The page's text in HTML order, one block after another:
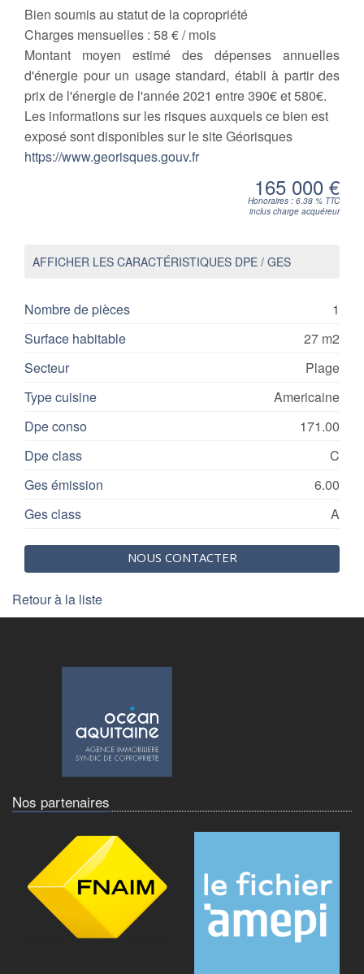
Bien soumis au statut de la copropriété
Charges mensuelles : 58 € / mois
Montant moyen estimé des dépenses annuelles
d'énergie pour un usage standard, établi à partir des
prix de l'énergie de l'année 2021 entre 390€ et 580€.
Les informations sur les risques auxquels ce bien est
exposé sont disponibles sur le site Géorisques
https://www.georisques.gouv.fr
165 000 €
Honoraires : 6.38 % TTC
inclus charge acquéreur
AFFICHER LES CARACTÉRISTIQUES DPE / GES
Nombre de pièces
1
Surface habitable
27 m2
Secteur
Plage
Type cuisine
Americaine
Dpe conso
171.00
Dpe class
C
Ges émission
6.00
Ges class
A
NOUS CONTACTER
Retour à la liste
Nos partenaires